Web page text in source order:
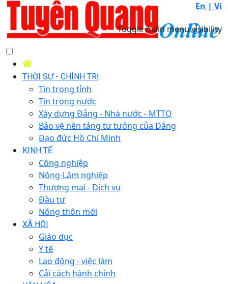
En | Vi
Toggle main menu visibility
THỜI SỰ - CHÍNH TRỊ
Tin trong tỉnh
Tin trong nước
Xây dựng Đảng - Nhà nước - MTTQ
Bảo vệ nền tảng tư tưởng của Đảng
Đạo đức Hồ Chí Minh
KINH TẾ
Công nghiệp
Nông-Lâm nghiệp
Thương mại - Dịch vụ
Đầu tư
Nông thôn mới
XÃ HỘI
Giáo dục
Y tế
Lao động - việc làm
Cải cách hành chính